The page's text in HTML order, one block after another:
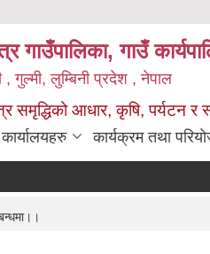
गाउँपालिका, गाउँ
, गुल्मी, लुम्बिनी प्रदेश , नेपाल
समृद्धिको आधार, कृषि, पर्यटन र
कार्यक्रम तथा